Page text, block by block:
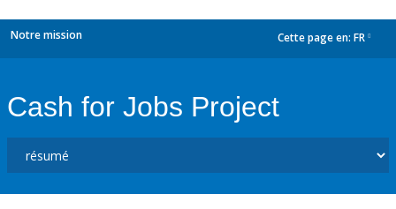
Notre mission Cette page en: FR
Cash for Jobs Project